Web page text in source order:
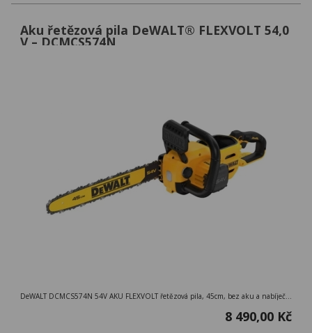
Aku řetězová pila DeWALT® FLEXVOLT 54,0
V – DCMCS574N
DeWALT DCMCS574N 54V AKU FLEXVOLT řetězová pila, 45cm, bez aku a nabíječky
8 490,00 Kč